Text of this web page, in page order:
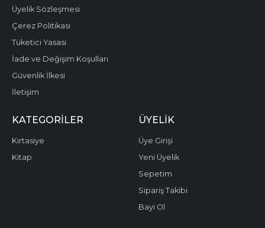
Üyelik Sözleşmesi
Çerez Politikası
Tüketici Yasası
İade ve Değişim Koşulları
Güvenlik İlkesi
İletişim
KATEGORILER
Kırtasiye
Kitap
ÜYELIK
Üye Girişi
Yeni Üyelik
Sepetim
Sipariş Takibi
Bayi Ol